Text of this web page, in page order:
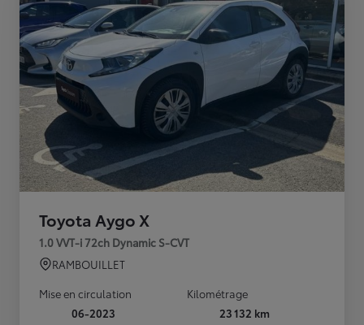
Toyota Aygo X
1.0 VVT-i 72ch Dynamic S-CVT
RAMBOUILLET
Mise en circulation
06-2023
Kilométrage
23 132 km